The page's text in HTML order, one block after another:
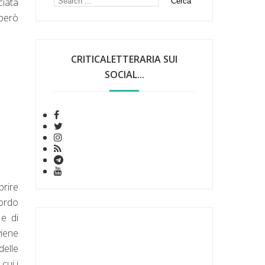
di
CRITICALETTERARIA SUI
SOCIAL...